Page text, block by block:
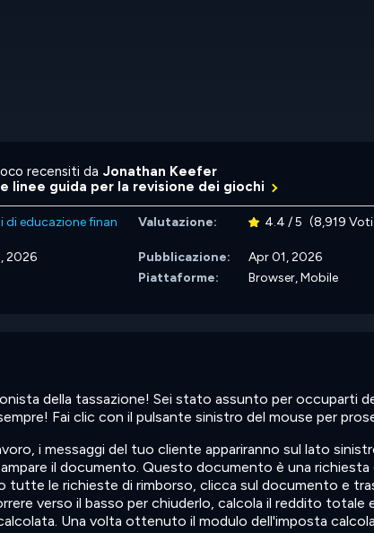
recensiti da Jonathan Keefer
linee guida per la revisione dei giochi
di educazione finan
Valutazione: 4.4 / 5 (8,919
2026 Pubblicazione:
Apr 01, 2026
Piattaforme: Browser, Mobile
della tassazione! Sei stato assunto per occuparti
Fai clic con il pulsante sinistro del mouse per
i messaggi del tuo cliente appariranno sul lato
il documento. Questo documento è una
tutte le richieste di rimborso, clicca sul documento e
verso il basso per chiuderlo, calcola il reddito
Una volta ottenuto il modulo dell'imposta